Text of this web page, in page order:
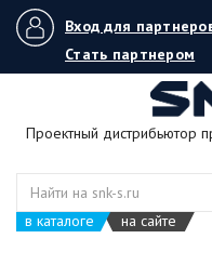
Вход для
Стать партнером
Проектный дистрибьютор
в каталоге на сайте